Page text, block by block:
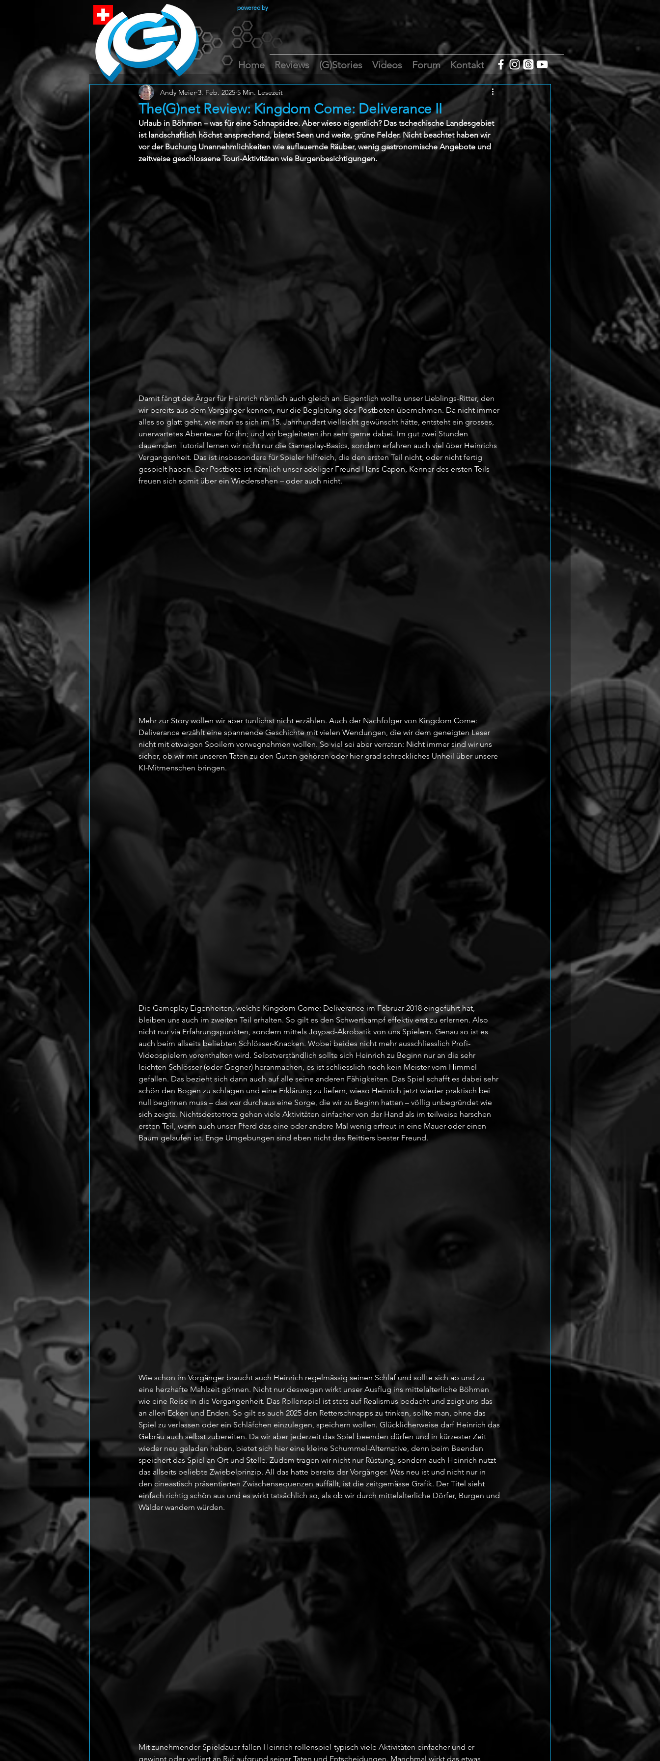
powered by
Home Reviews (G)Stories Videos Forum Kontakt
The(G)net Review: Kingdom Come: Deliverance II
Andy Meier 3. Feb. 2025 5 Min. Lesezeit
Urlaub in Böhmen – was für eine Schnapsidee. Aber wieso eigentlich? Das tschechische Landesgebiet
ist landschaftlich höchst ansprechend, bietet Seen und weite, grüne Felder. Nicht beachtet haben wir
vor der Buchung Unannehmlichkeiten wie auflauernde Räuber, wenig gastronomische Angebote und
zeitweise geschlossene Touri-Aktivitäten wie Burgenbesichtigungen.
Damit fängt der Ärger für Heinrich nämlich auch gleich an. Eigentlich wollte unser Lieblings-Ritter, den
wir bereits aus dem Vorgänger kennen, nur die Begleitung des Postboten übernehmen. Da nicht immer
alles so glatt geht, wie man es sich im 15. Jahrhundert vielleicht gewünscht hätte, entsteht ein grosses,
unerwartetes Abenteuer für ihn; und wir begleiteten ihn sehr gerne dabei. Im gut zwei Stunden
dauernden Tutorial lernen wir nicht nur die Gameplay-Basics, sondern erfahren auch viel über Heinrichs
Vergangenheit. Das ist insbesondere für Spieler hilfreich, die den ersten Teil nicht, oder nicht fertig
gespielt haben. Der Postbote ist nämlich unser adeliger Freund Hans Capon, Kenner des ersten Teils
freuen sich somit über ein Wiedersehen – oder auch nicht.
Mehr zur Story wollen wir aber tunlichst nicht erzählen. Auch der Nachfolger von Kingdom Come:
Deliverance erzählt eine spannende Geschichte mit vielen Wendungen, die wir dem geneigten Leser
nicht mit etwaigen Spoilern vorwegnehmen wollen. So viel sei aber verraten: Nicht immer sind wir uns
sicher, ob wir mit unseren Taten zu den Guten gehören oder hier grad schreckliches Unheil über unsere
KI-Mitmenschen bringen.
Die Gameplay Eigenheiten, welche Kingdom Come: Deliverance im Februar 2018 eingeführt hat,
bleiben uns auch im zweiten Teil erhalten. So gilt es den Schwertkampf effektiv erst zu erlernen. Also
nicht nur via Erfahrungspunkten, sondern mittels Joypad-Akrobatik von uns Spielern. Genau so ist es
auch beim allseits beliebten Schlösser-Knacken. Wobei beides nicht mehr ausschliesslich Profi-
Videospielern vorenthalten wird. Selbstverständlich sollte sich Heinrich zu Beginn nur an die sehr
leichten Schlösser (oder Gegner) heranmachen, es ist schliesslich noch kein Meister vom Himmel
gefallen. Das bezieht sich dann auch auf alle seine anderen Fähigkeiten. Das Spiel schafft es dabei sehr
schön den Bogen zu schlagen und eine Erklärung zu liefern, wieso Heinrich jetzt wieder praktisch bei
null beginnen muss – das war durchaus eine Sorge, die wir zu Beginn hatten – völlig unbegründet wie
sich zeigte. Nichtsdestotrotz gehen viele Aktivitäten einfacher von der Hand als im teilweise harschen
ersten Teil, wenn auch unser Pferd das eine oder andere Mal wenig erfreut in eine Mauer oder einen
Baum gelaufen ist. Enge Umgebungen sind eben nicht des Reittiers bester Freund.
Wie schon im Vorgänger braucht auch Heinrich regelmässig seinen Schlaf und sollte sich ab und zu
eine herzhafte Mahlzeit gönnen. Nicht nur deswegen wirkt unser Ausflug ins mittelalterliche Böhmen
wie eine Reise in die Vergangenheit. Das Rollenspiel ist stets auf Realismus bedacht und zeigt uns das
an allen Ecken und Enden. So gilt es auch 2025 den Retterschnapps zu trinken, sollte man, ohne das
Spiel zu verlassen oder ein Schläfchen einzulegen, speichern wollen. Glücklicherweise darf Heinrich das
Gebräu auch selbst zubereiten. Da wir aber jederzeit das Spiel beenden dürfen und in kürzester Zeit
wieder neu geladen haben, bietet sich hier eine kleine Schummel-Alternative, denn beim Beenden
speichert das Spiel an Ort und Stelle. Zudem tragen wir nicht nur Rüstung, sondern auch Heinrich nutzt
das allseits beliebte Zwiebelprinzip. All das hatte bereits der Vorgänger. Was neu ist und nicht nur in
den cineastisch präsentierten Zwischensequenzen auffällt, ist die zeitgemässe Grafik. Der Titel sieht
einfach richtig schön aus und es wirkt tatsächlich so, als ob wir durch mittelalterliche Dörfer, Burgen und
Wälder wandern würden.
Mit zunehmender Spieldauer fallen Heinrich rollenspiel-typisch viele Aktivitäten einfacher und er
gewinnt oder verliert an Ruf aufgrund seiner Taten und Entscheidungen. Manchmal wirkt das etwas